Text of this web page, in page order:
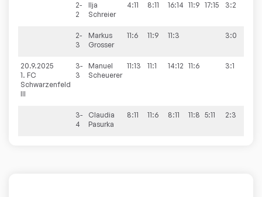
2-
2
Ilja
Schreier
4:11 8:11 16:14 11:9 17:15 3:2
2-
3
Markus
Grosser
11:6 11:9 11:3 3:0
20.9.2025
1. FC
Schwarzenfeld
III
3-
3
Manuel
Scheuerer
11:13 11:1 14:12 11:6 3:1
3-
4
Claudia
Pasurka
8:11 11:6 8:11 11:8 5:11 2:3